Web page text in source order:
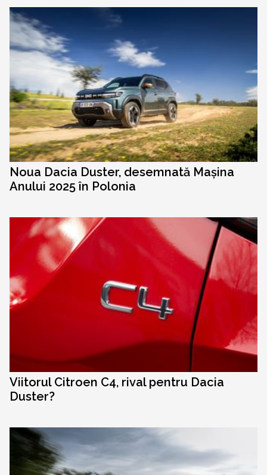
Noua Dacia Duster, desemnată Mașina
Anului 2025 în Polonia
Viitorul Citroen C4, rival pentru Dacia
Duster?